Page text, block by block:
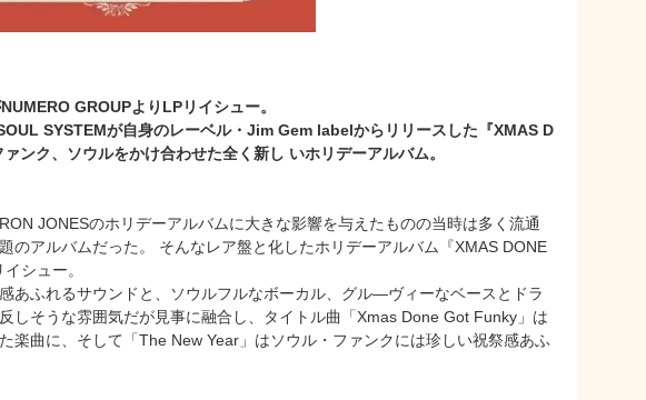
GROUPよりLPリイシュー。
SYSTEMが自身のレーベル・Jim Gem labelからリリースした『XMAS D
ンク、ソウルをかけ合わせた全く新し いホリデーアルバム。
JONESのホリデーアルバムに大きな影響を与えたものの当時は多く流通
のアルバムだった。 そんなレア盤と化したホリデーアルバム『XMAS DONE
シュー。
あふれるサウンドと、ソウルフルなボーカル、グル―ヴィーなベースとドラ
しそうな雰囲気だが見事に融合し、タイトル曲「Xmas Done Got Funky」は
楽曲に、そして「The New Year」はソウル・ファンクには珍しい祝祭感あふ